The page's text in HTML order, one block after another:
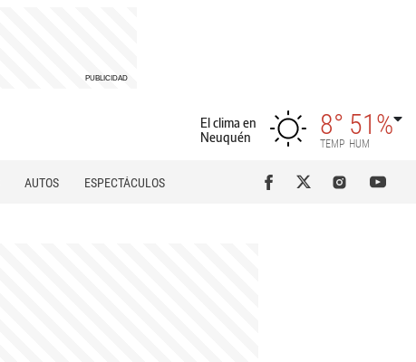
El clima en
Neuquén
8°
TEMP
51%
HUM
AUTOS
ESPECTÁCULOS